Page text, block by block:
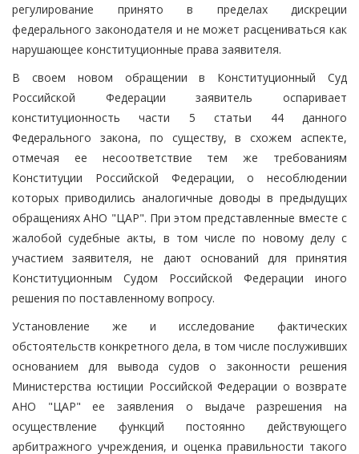
регулирование принято в пределах дискреции
федерального законодателя и не может расцениваться как
нарушающее конституционные права заявителя.
В своем новом обращении в Конституционный Суд
Российской Федерации заявитель оспаривает
конституционность части 5 статьи 44 данного
Федерального закона, по существу, в схожем аспекте,
отмечая ее несоответствие тем же требованиям
Конституции Российской Федерации, о несоблюдении
которых приводились аналогичные доводы в предыдущих
обращениях АНО "ЦАР". При этом представленные вместе с
жалобой судебные акты, в том числе по новому делу с
участием заявителя, не дают оснований для принятия
Конституционным Судом Российской Федерации иного
решения по поставленному вопросу.
Установление же и исследование фактических
обстоятельств конкретного дела, в том числе послуживших
основанием для вывода судов о законности решения
Министерства юстиции Российской Федерации о возврате
АНО "ЦАР" ее заявления о выдаче разрешения на
осуществление функций постоянно действующего
арбитражного учреждения, и оценка правильности такого